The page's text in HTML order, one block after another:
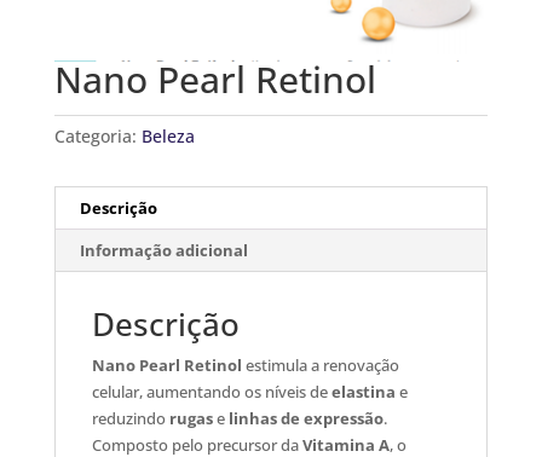
Nano Pearl Retinol
Categoria: Beleza
Descrição
Informação adicional
Descrição
Nano Pearl Retinol estimula a renovação
celular, aumentando os níveis deelastina e
reduzindo rugase linhasde expressão.
Composto pelo precursor daVitamina A, o